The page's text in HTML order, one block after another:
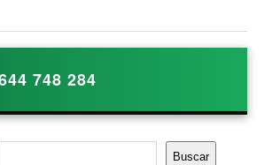
748 284
Buscar